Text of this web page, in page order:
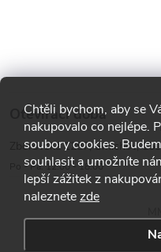
Chtěli bychom, aby se
nakupovalo co nejlépe.
soubory cookies.
souhlasit a umožníte
lepší zážitek z
naleznetezde
Otevírací doba
Zborovská 1287, Smíchov,
Po - Pá: 12:00 - 18:00